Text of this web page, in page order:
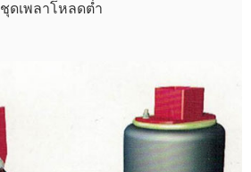
ชุดเพลาโหลดต่ำ